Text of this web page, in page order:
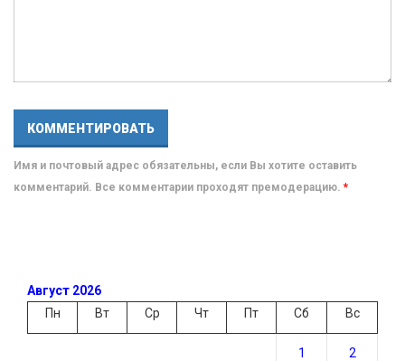
Имя и почтовый адрес обязательны, если Вы хотите оставить
комментарий. Все комментарии проходят премодерацию. *
Август 2026
Пн
Вт Ср Чт Пт Сб Вс
1 2